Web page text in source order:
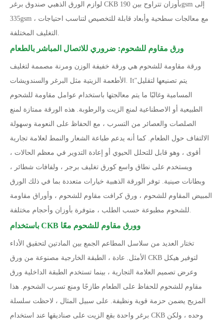
لوازم الورق الذهبي صندوق برغر CKB بأوزان تتراوح بين 190gsm إلى
335gsm ، مع معالجات سطحية وأبعاد قابلة للتخصيص لتناسب احتياجات
التغليف المختلفة.
ورق مقاوم للشحوم: ضروري للاتصال المباشر بالطعام
ورقة مقاومة للشحوم هي ورقة خفيفة الوزن ومرنة مصممة لتغليف
الأطعمة الزيتية مثل البرغر والسندويشات. It"يتم تصنيعها لتقليل
المسامية وغالبًا ما يتم معالجتها باستخدام عوامل مقاومة للشحوم
الطبيعية أو الاصطناعية لمنع الزيت والرطوبة. هذه الورقة ممتازة لمنع
الصلصات والعصائر من التسرب ، مع الحفاظ على النعومة وسهولة
الالتفاف حول الطعام. كما أنه يدعم طباعة الشعار والنمط لعلامة تجارية
أقوى ، وهو قابل للتحلل الحيوي أو إعادة التدوير في معظم الحالات ،
ويستخدم على نطاق واسع كورق تغليف برجر ، ولفافات شطائر ،
وبطانات صينية. توفر الورقة الذهبية خيارات متعددة بما في ذلك الورق
المبيض المقاوم للشحوم ، ورق كرافت مقاوم للشحوم ، وأوراق مقاومة
للشحوم مطبوعة حسب الطلب ، متوفرة بأوزان وأحجام مختلفة.
باستخدام CKB وورق مقاوم للشحوم معًا
تختار العديد من سلاسل المطاعم الجمع بين المادتين لتحقيق الأداء
الأمثل. عادة ، الطبقة الخارجية مصنوعة من ورق CKB لتوفير هيكل
وعرض تصميم العلامة التجارية ، بينما تستخدم الطبقة الداخلية ورق
مقاوم للشحوم للحفاظ على الطعام طازجًا ومنع تسرب الشحوم. هذا
المزيج يضمن حزمة قوية ونظيفة. على سبيل المثال ، لاحظت سلسلة
برغر واحدة بقع الزيت على صناديقها عند استخدام CKB وحده ، ولكن